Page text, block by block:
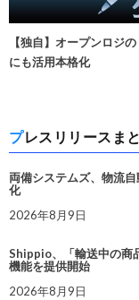
【独自】オープンロジ
にも活用本格化
プレスリリースま
両備システムズ、物流
化
2026年8月9日
Shippio、「輸送中の商
機能を提供開始
2026年8月9日